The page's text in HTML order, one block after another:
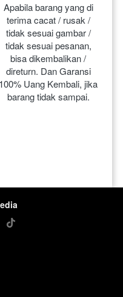
Apabila barang yang di
terima cacat / rusak /
tidak sesuai gambar /
tidak sesuai pesanan,
bisa dikembalikan /
direturn. Dan Garansi
100% Uang Kembali, jika
barang tidak sampai.